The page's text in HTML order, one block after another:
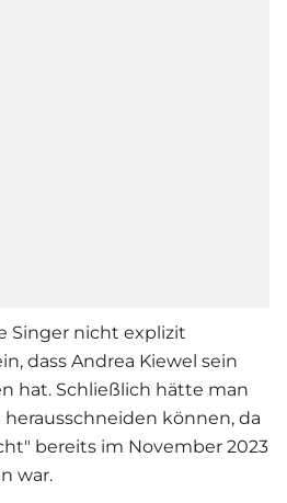
Singer nicht explizit
dass Andrea Kiewel sein
hat. Schließlich hätte man
können, da
bereits im November 2023
war.